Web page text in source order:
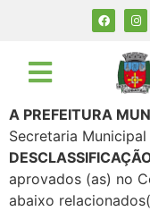
A PREFEITURA
Secretaria
aprovados (as) no
abaixo